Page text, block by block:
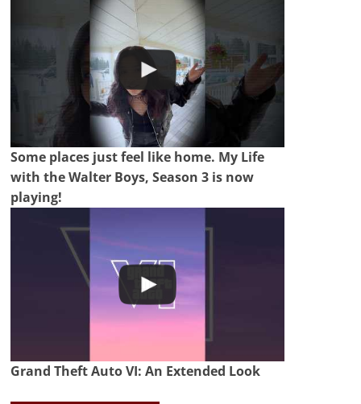
Some places just feel like home. My Life
with the Walter Boys, Season 3 is now
playing!
Grand Theft Auto VI: An Extended Look